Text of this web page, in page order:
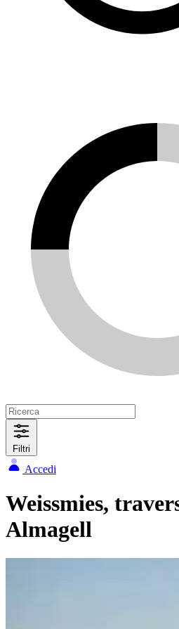
Filtri
Accedi
Weissmies,
Almagell